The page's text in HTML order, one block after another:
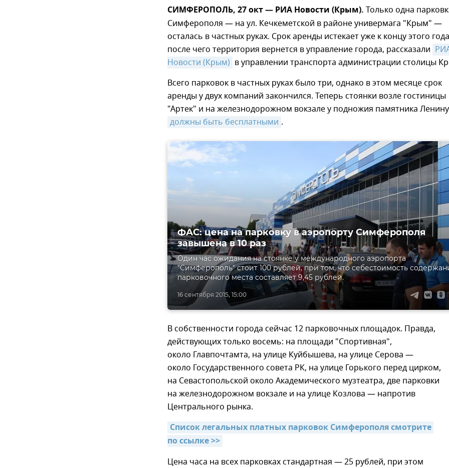
CИМФЕРОПОЛЬ, 27 окт — РИА Новости (Крым). Только одна
Симферополя — на ул. Кечкеметской в районе универмага "Крым" —
осталась в частных руках. Срок аренды истекает уже к концу этого
после чего территория вернется в управление города, рассказали
Новости (Крым) в управлении транспорта администрации столицы
Всего парковок в частных руках было три, однако в этом месяце срок
аренды у двух компаний закончился. Теперь стоянки возле гостиницы
"Артек" и на железнодорожном вокзале у подножия памятника Ленину
должны быть бесплатными .
16 сентября 2015, 15:00
ФАС: цена на парковку в аэропорту Симферополя
завышена в 10 раз
Один час ожидания на стоянке у международного аэропорта
"Симферополь" стоит 100 рублей, при том, что себестоимость
парковочного места составляет 9,45 рублей.
В собственности города сейчас 12 парковочных площадок. Правда,
действующих только восемь: на площади "Спортивная",
около Главпочтамта, на улице Куйбышева, на улице Серова —
около Государственного совета РК, на улице Горького перед цирком,
на Севастопольской около Академического музтеатра, две парковки
на железнодорожном вокзале и на улице Козлова — напротив
Центрального рынка.
Список легальных платных парковок Симферополя смотрите
по ссылке >>
Цена часа на всех парковках стандартная — 25 рублей, при этом